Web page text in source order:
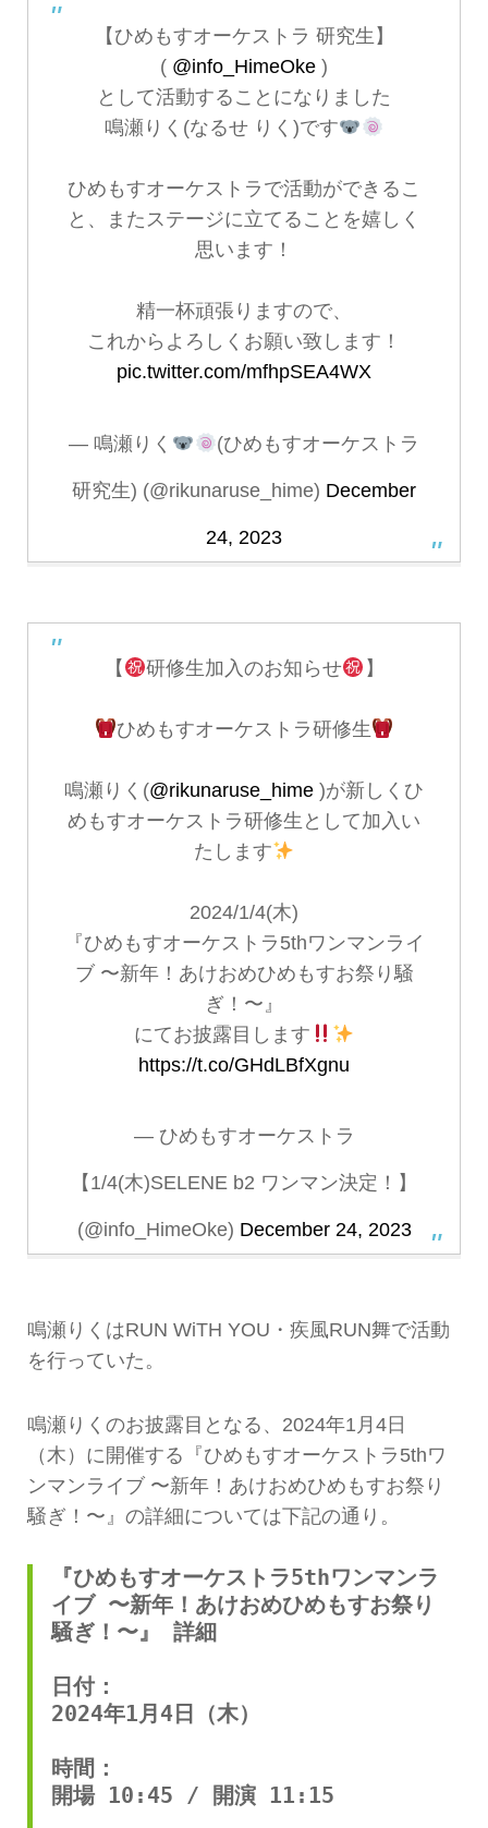
【ひめもすオーケストラ 研究生】
( @info_HimeOke )
として活動することになりました
鳴瀬りく(なるせ りく)です
ひめもすオーケストラで活動ができるこ
と、またステージに立てることを嬉しく
思います！
精一杯頑張りますので、
これからよろしくお願い致します！
pic.twitter.com/mfhpSEA4WX
— 鳴瀬りく (ひめもすオーケストラ
研究生) (@rikunaruse_hime) December
24, 2023
【 研修生加入のお知らせ 】
ひめもすオーケストラ研修生
鳴瀬りく(@rikunaruse_hime )が新しくひ
めもすオーケストラ研修生として加入い
たします
2024/1/4(木)
『ひめもすオーケストラ5thワンマンライ
ブ 〜新年！あけおめひめもすお祭り騒
ぎ！〜』
にてお披露目します
https://t.co/GHdLBfXgnu
— ひめもすオーケストラ
【1/4(木)SELENE b2 ワンマン決定！】
(@info_HimeOke) December 24, 2023
鳴瀬りくはRUN WiTH YOU・疾風RUN舞で活動
を行っていた。
鳴瀬りくのお披露目となる、2024年1月4日
（木）に開催する『ひめもすオーケストラ5thワ
ンマンライブ 〜新年！あけおめひめもすお祭り
騒ぎ！〜』の詳細については下記の通り。
『ひめもすオーケストラ5thワンマンラ
イブ 〜新年！あけおめひめもすお祭り
騒ぎ！〜』 詳細
日付：
2024年1月4日（木）
時間：
開場 10:45 / 開演 11:15